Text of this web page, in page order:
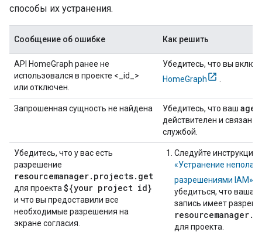
способы их устранения.
Сообщение об ошибке Как решить
API HomeGraph ранее не
использовался в проекте <_id_>
или отключен.
Убедитесь, что вы
HomeGraph
Запрошенная сущность не найдена Убедитесь, что ваш
действителен и связан с
службой.
Убедитесь, что у вас есть
разрешение
resourcemanager.projects.get
для проекта ${your project id}
и что вы предоставили все
необходимые разрешения на
экране согласия.
Следуйте
«Устранение
разрешениями IAM»
убедиться, что ваша
запись имеет
для проекта.